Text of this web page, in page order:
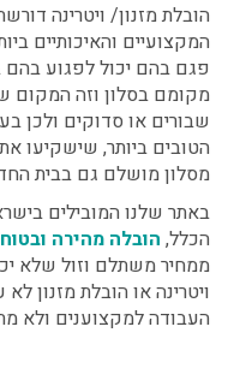
הובלת מזנון/ ויטרינה
המקצועיים והאיכותיים
פגם בהם יכול לפגוע בהם
מקומם בסלון וזה המקום
שבורים או סדוקים ולכן
הטובים ביותר, שישקיעו
מסלון מושלם גם בבית
באתר שלנו המובילים
הכלל, הובלה מהירה
ממחיר משתלם וזול שלא
ויטרינה או הובלת מזנון
העבודה למקצוענים ולא